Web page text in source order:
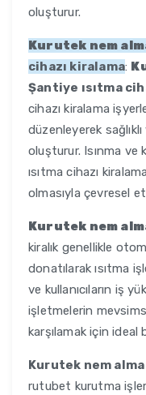
oluşturur.
Kurutek nem
cihazı kiralama:
Şantiye ısıtma
cihazı kiralama
düzenleyerek
oluşturur. Isınma
ısıtma cihazı
olmasıyla çevresel
Kurutek nem
kiralık genellikle
donatılarak ısıtma
ve kullanıcıların iş
işletmelerin
karşılamak için ideal
Kurutek nem alma
rutubet kurutma